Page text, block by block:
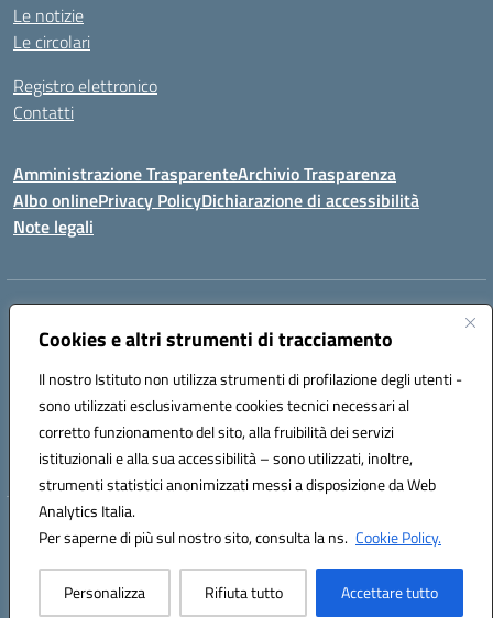
Cookies e altri strumenti di tracciamento
Il nostro Istituto non utilizza strumenti di profilazione degli utenti -
sono utilizzati esclusivamente cookies tecnici necessari al
corretto funzionamento del sito, alla fruibilità dei servizi
istituzionali e alla sua accessibilità – sono utilizzati, inoltre,
strumenti statistici anonimizzati messi a disposizione da Web
Analytics Italia.
Per saperne di più sul nostro sito, consulta la ns. Cookie Policy.
Personalizza Rifiuta tutto Accettare tutto
Le notizie
Le circolari
Registro elettronico
Contatti
Amministrazione TrasparenteArchivio Trasparenza
Albo onlinePrivacy PolicyDichiarazione di accessibilità
Note legali
Indirizzo:Via Olimpia, 14 88068 SOVERATO (CZ)
Centralino:096721161 Email:czic869004@istruzione.it
Codice fiscale: 84000710792
Codice meccanografico:
CZIC869004
Codice unico di fatturazione (CUF): UFKGA0
Hosting & Powered by 3D Solution S.r.l.
Concept & Design by Designers Italia